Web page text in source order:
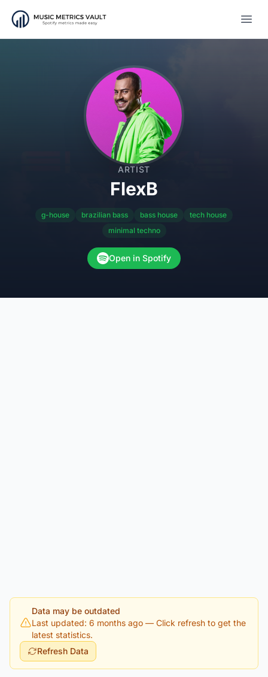
ARTIST
FlexB
g-house brazilian bass bass house
tech house
minimal techno
Open in Spotify
Data may be outdated
Last updated: 6 months ago — Click refresh to get the
latest statistics.
Refresh Data